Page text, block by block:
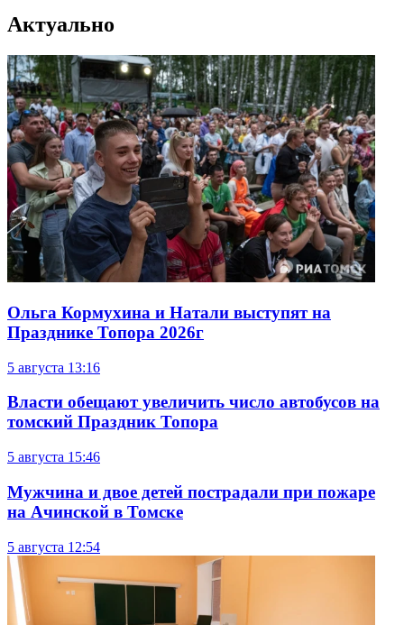
Актуально
Ольга Кормухина и Натали выступят на
Празднике Топора 2026г
5 августа 13:16
Власти обещают увеличить число автобусов на
томский Праздник Топора
5 августа 15:46
Мужчина и двое детей пострадали при пожаре
на Ачинской в Томске
5 августа 12:54